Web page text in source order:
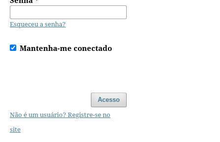
Esqueceu a senha?
Mantenha-me conectado
Acesso
Não é um usuário? Registre-se no
site